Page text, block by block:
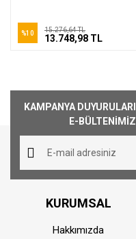
%10 15.276,64 TL
13.748,98 TL
KAMPANYA
E-
KURUMSAL
Hakkımızda